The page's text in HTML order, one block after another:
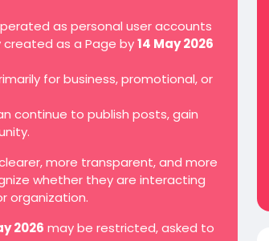
as personal user accounts
as a Page by14 May 2026
for business, promotional, or
continue to publish posts, gain
more transparent, and more
whether they are interacting
organization.
2026 may be restricted, asked to